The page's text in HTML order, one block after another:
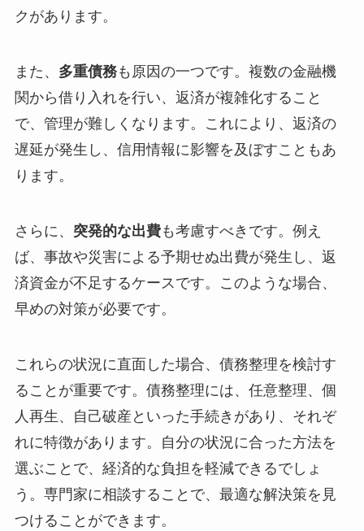
クがあります。
また、 多重債務も原因の一つです。複数の金融機
関から借り入れを行い、返済が複雑化すること
で、管理が難しくなります。これにより、返済の
遅延が発生し、信用情報に影響を及ぼすこともあ
ります。
さらに、 突発的な出費も考慮すべきです。例え
ば、事故や災害による予期せぬ出費が発生し、返
済資金が不足するケースです。このような場合、
早めの対策が必要です。
これらの状況に直面した場合、債務整理を検討す
ることが重要です。債務整理には、任意整理、個
人再生、自己破産といった手続きがあり、それぞ
れに特徴があります。自分の状況に合った方法を
選ぶことで、経済的な負担を軽減できるでしょ
う。専門家に相談することで、最適な解決策を見
つけることができます。